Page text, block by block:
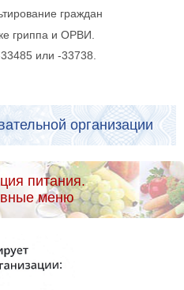
граждан
гриппа и ОРВИ.
или -33738.
организации
питания.
меню